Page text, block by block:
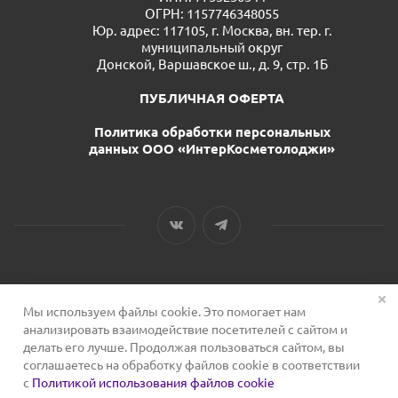
ОГРН: 1157746348055
Юр. адрес: 117105, г. Москва, вн. тер. г.
муниципальный округ
Донской, Варшавское ш., д. 9, стр. 1Б
ПУБЛИЧНАЯ ОФЕРТА
Политика обработки персональных
данных ООО «ИнтерКосметолоджи»
2026 © Сервис для косметологов
Мы используем файлы cookie. Это помогает нам
анализировать взаимодействие посетителей с сайтом и
делать его лучше. Продолжая пользоваться сайтом, вы
соглашаетесь на обработку файлов cookie в соответствии
с Политикой использования файлов cookie